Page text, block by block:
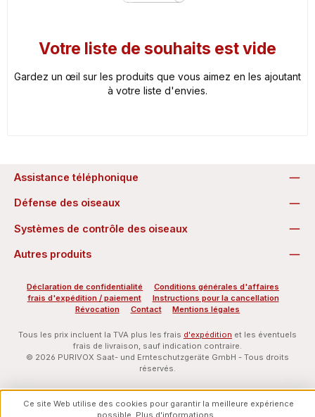
Votre liste de souhaits est vide
Gardez un œil sur les produits que vous aimez en les ajoutant
à votre liste d'envies.
Assistance téléphonique
Défense des oiseaux
Systèmes de contrôle des oiseaux
Autres produits
Déclaration de confidentialité
Conditions générales d'affaires
frais d'expédition / paiement
Instructions pour la cancellation
Révocation
Contact Mentions légales
Tous les prix incluent la TVA plus les frais d'expédition et les éventuels
frais de livraison, sauf indication contraire.
© 2026 PURIVOX Saat- und Ernteschutzgeräte GmbH - Tous droits
réservés.
Ce site Web utilise des cookies pour garantir la meilleure expérience
possible. Plus d'informations...